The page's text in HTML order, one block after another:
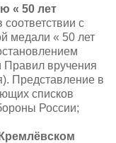
« 50 лет
соответствии с
медали « 50 лет
Правил вручения
Представление в
списков
России;